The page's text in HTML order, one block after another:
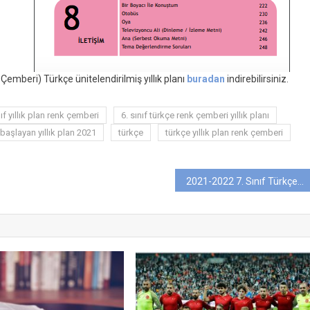
Türkçe ünitelendirilmiş yıllık planı buradan indirebilirsiniz.
yıllık plan renk çemberi
6. sınıf türkçe renk çemberi yıllık planı
yıllık plan 2021
türkçe türkçe yıllık plan renk çemberi